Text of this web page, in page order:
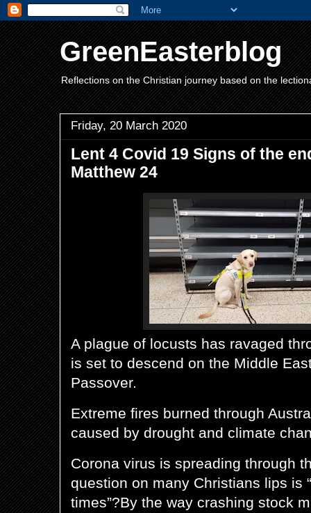
GreenEasterblog
Reflections on the Christian journey based on the
Friday, 20 March 2020
Lent 4 Covid 19 Signs of the
Matthew 24
A plague of locusts has ravaged
is set to descend on the Middle
Passover.
Extreme fires burned through
caused by drought and climate
Corona virus is spreading through
question on many Christians lips is
times”?By the way crashing stock